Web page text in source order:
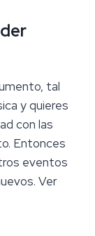
tal
y quieres
con las
Entonces
eventos
Ver